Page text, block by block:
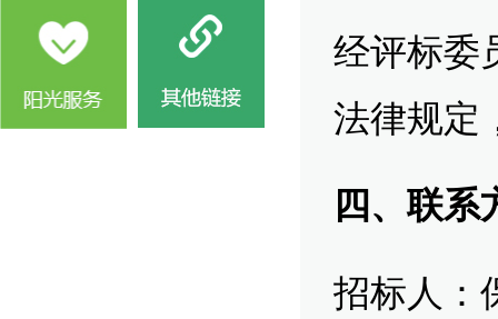
经评标委
法律规定
四、联系
招标人：